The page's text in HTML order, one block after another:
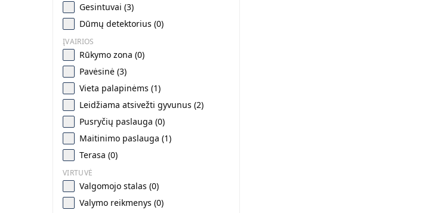
Gesintuvai (3)
Dūmų detektorius (0)
ĮVAIRIOS
Rūkymo zona (0)
Pavėsinė (3)
Vieta palapinėms (1)
Leidžiama atsivežti gyvunus (2)
Pusryčių paslauga (0)
Maitinimo paslauga (1)
Terasa (0)
VIRTUVĖ
Valgomojo stalas (0)
Valymo reikmenys (0)